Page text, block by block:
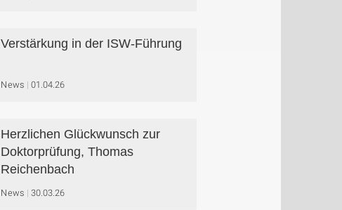
Verstärkung in der ISW-Führung
News 01.04.26
Herzlichen Glückwunsch zur
Doktorprüfung, Thomas
Reichenbach
News 30.03.26